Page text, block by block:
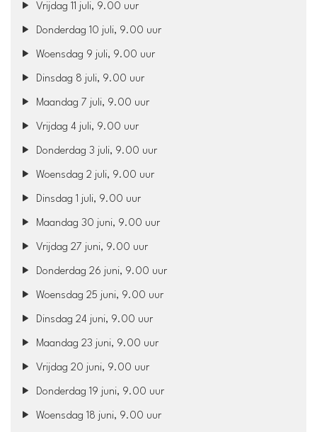
Vrijdag 11 juli, 9.00 uur
Donderdag 10 juli, 9.00 uur
Woensdag 9 juli, 9.00 uur
Dinsdag 8 juli, 9.00 uur
Maandag 7 juli, 9.00 uur
Vrijdag 4 juli, 9.00 uur
Donderdag 3 juli, 9.00 uur
Woensdag 2 juli, 9.00 uur
Dinsdag 1 juli, 9.00 uur
Maandag 30 juni, 9.00 uur
Vrijdag 27 juni, 9.00 uur
Donderdag 26 juni, 9.00 uur
Woensdag 25 juni, 9.00 uur
Dinsdag 24 juni, 9.00 uur
Maandag 23 juni, 9.00 uur
Vrijdag 20 juni, 9.00 uur
Donderdag 19 juni, 9.00 uur
Woensdag 18 juni, 9.00 uur